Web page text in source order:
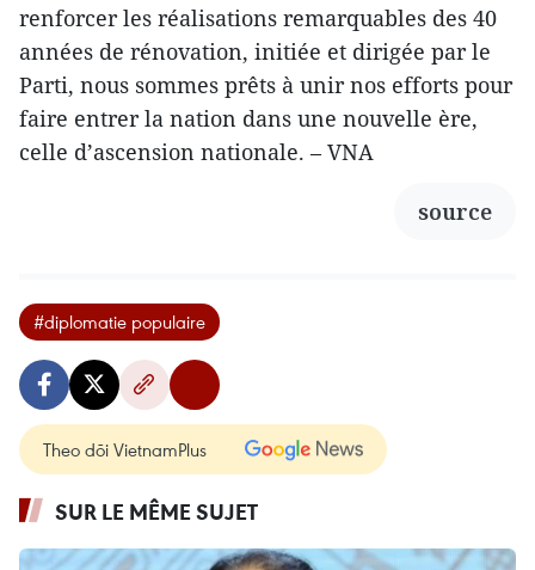
renforcer les réalisations remarquables des 40
années de rénovation, initiée et dirigée par le
Parti, nous sommes prêts à unir nos efforts pour
faire entrer la nation dans une nouvelle ère,
celle d’ascension nationale. – VNA
source
#diplomatie populaire
Theo dõi VietnamPlus
SUR LE MÊME SUJET